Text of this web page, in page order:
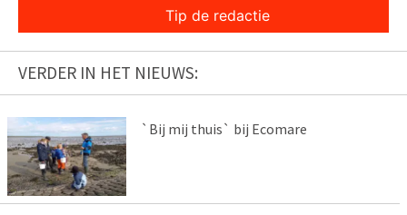
Tip de redactie
VERDER IN HET NIEUWS:
`Bij mij thuis` bij Ecomare